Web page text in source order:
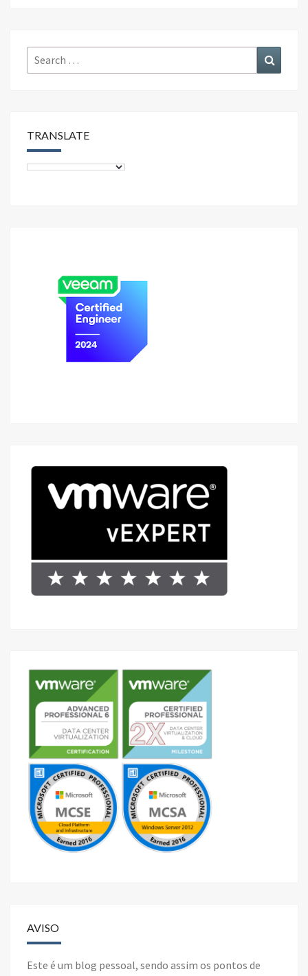
k
Search
for:
TRANSLATE
AVISO
Este é um blog pessoal, sendo assim os pontos de